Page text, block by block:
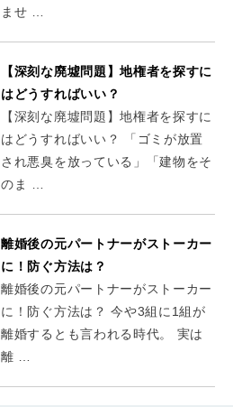
ませ …
【深刻な廃墟問題】地権者を探すに
はどうすればいい？
【深刻な廃墟問題】地権者を探すに
はどうすればいい？ 「ゴミが放置
され悪臭を放っている」「建物をそ
のま …
離婚後の元パートナーがストーカー
に！防ぐ方法は？
離婚後の元パートナーがストーカー
に！防ぐ方法は？ 今や3組に1組が
離婚するとも言われる時代。 実は
離 …